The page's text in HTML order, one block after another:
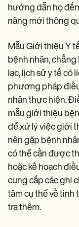
hướng dẫn họ
năng mới thông
Mẫu Giới thiệu Y
bệnh nhân, chẳng
lạc, lịch sử y tế có
phương pháp
nhân thực hiện.
mẫu giới thiệu
để xử lý việc giới
nên gặp bệnh
có thể cần được
hoặc kế hoạch
cung cấp các ghi
tâm cụ thể về tình
tra thêm.